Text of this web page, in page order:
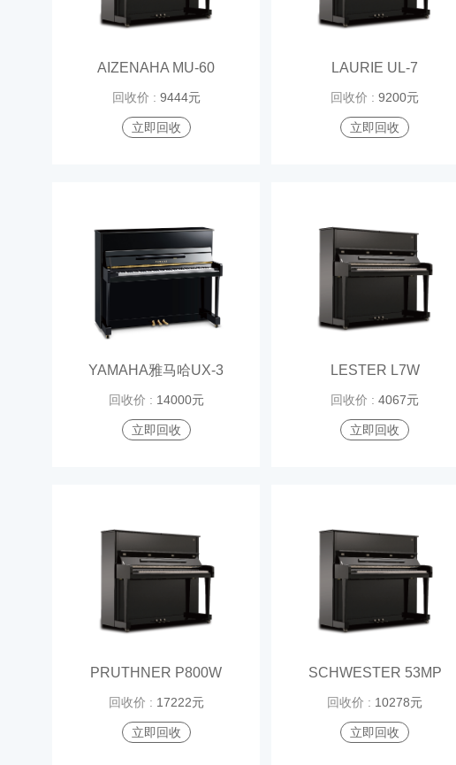
AIZENAHA MU-60
回收价 : 9444元
立即回收
LAURIE UL-7
回收价 :9200元
立即回收
YAMAHA雅马哈UX-3
回收价 : 14000元
立即回收
LESTER L7W
回收价 :4067元
立即回收
PRUTHNER P800W
回收价 : 17222元
立即回收
SCHWESTER 53MP
回收价 : 10278元
立即回收